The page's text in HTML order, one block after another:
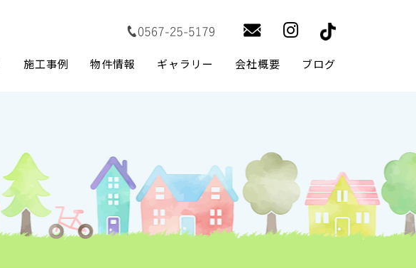
施工事例 物件情報 ギャラリー 会社概要 ブログ